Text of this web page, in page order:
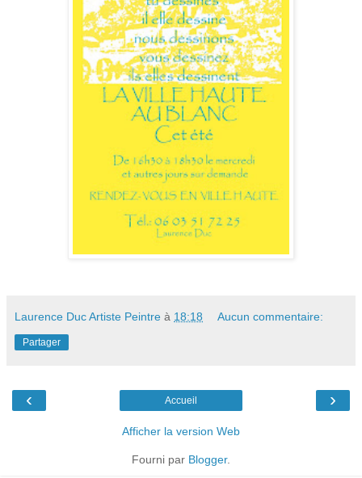
Laurence Duc Artiste Peintre à 18:18 Aucun commentaire:
Partager
‹ ›
Accueil
Afficher la version Web
Fourni par Blogger.